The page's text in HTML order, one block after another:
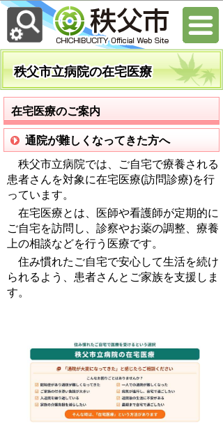
秩父市立病院の在宅医療
在宅医療のご案内
通院が難しくなってきた方へ
秩父市立病院では、ご自宅で療養される
患者さんを対象に在宅医療(訪問診療)を行
っています。
在宅医療とは、医師や看護師が定期的に
ご自宅を訪問し、診察やお薬の調整、療養
上の相談などを行う医療です。
住み慣れたご自宅で安心して生活を続け
られるよう、患者さんとご家族を支援しま
す。